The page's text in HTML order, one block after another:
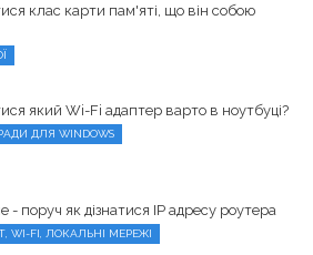
клас карти пам'яті, що він собою
який Wi-Fi адаптер варто в ноутбуці?
ДЛЯ WINDOWS
- поруч як дізнатися IP адресу роутера
WI-FI, ЛОКАЛЬНІ МЕРЕЖІ